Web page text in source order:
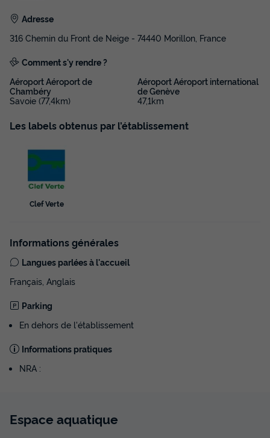
Adresse
316 Chemin du Front de Neige - 74440 Morillon, France
Comment s'y rendre ?
Aéroport Aéroport de
Chambéry
Savoie (77,4km)
Aéroport Aéroport international
de Genève
47,1km
Les labels obtenus par l’établissement
Clef Verte
Informations générales
Langues parlées à l'accueil
Français, Anglais
Parking
En dehors de l'établissement
Informations pratiques
NRA :
Espace aquatique